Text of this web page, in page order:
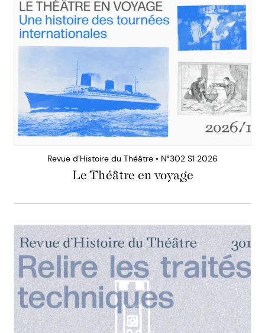
Revue d’Histoire du Théâtre • N°302 S1 2026
Le Théâtre en voyage